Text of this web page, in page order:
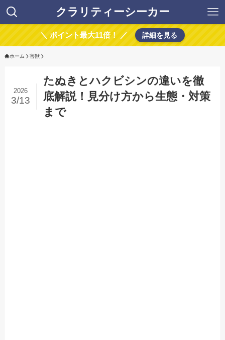
クラリティーシーカー
＼ ポイント最大11倍！ ／ 詳細を見る
ホーム 害獣
たぬきとハクビシンの違いを徹
底解説！見分け方から生態・対策
まで
2026
3/13